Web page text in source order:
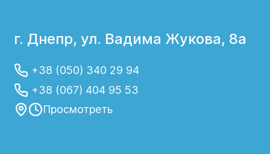
г. Днепр, ул. Вадима Жукова, 8а
+38 (050) 340 29 94
+38 (067) 404 95 53
Просмотреть